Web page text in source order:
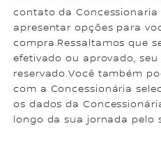
contato da Concessionaria
apresentar opções para
compra.Ressaltamos que
efetivado ou aprovado,
reservado.Você também
com a Concessionária
os dados da
longo da sua jornada pelo